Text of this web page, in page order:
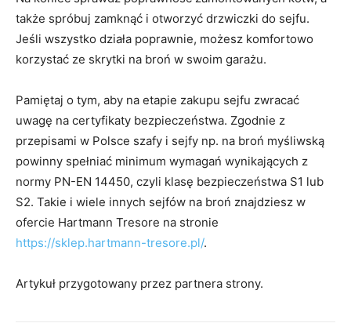
także spróbuj zamknąć i otworzyć drzwiczki do sejfu.
Jeśli wszystko działa poprawnie, możesz komfortowo
korzystać ze skrytki na broń w swoim garażu.
Pamiętaj o tym, aby na etapie zakupu sejfu zwracać
uwagę na certyfikaty bezpieczeństwa. Zgodnie z
przepisami w Polsce szafy i sejfy np. na broń myśliwską
powinny spełniać minimum wymagań wynikających z
normy PN-EN 14450, czyli klasę bezpieczeństwa S1 lub
S2. Takie i wiele innych sejfów na broń znajdziesz w
ofercie Hartmann Tresore na stronie
https://sklep.hartmann-tresore.pl/.
Artykuł przygotowany przez partnera strony.